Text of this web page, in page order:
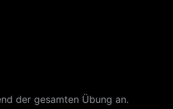
der gesamten Übung an.